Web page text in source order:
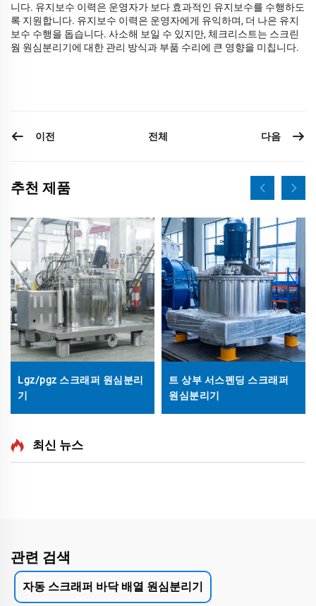
니다. 유지보수 이력은 운영자가 보다 효과적인 유지보수를 수행하도
록 지원합니다. 유지보수 이력은 운영자에게 유익하며, 더 나은 유지
보수 수행을 돕습니다. 사소해 보일 수 있지만, 체크리스트는 스크린
웜 원심분리기에 대한 관리 방식과 부품 수리에 큰 영향을 미칩니다.
이전 전체 다음
추천 제품
Lgz/pgz 스크래퍼 원심분리
기
트 상부 서스펜딩 스크래퍼
원심분리기
최신 뉴스
관련 검색
자동 스크래퍼 바닥 배열 원심분리기